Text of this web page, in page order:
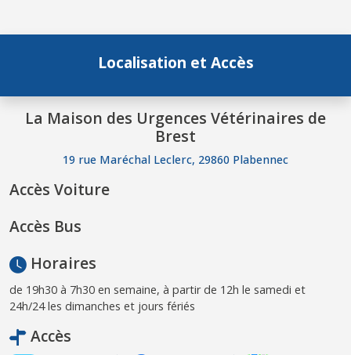
Localisation et Accès
La Maison des Urgences Vétérinaires de
Brest
19 rue Maréchal Leclerc, 29860 Plabennec
Accès Voiture
Accès Bus
Horaires
de 19h30 à 7h30 en semaine, à partir de 12h le samedi et
24h/24 les dimanches et jours fériés
Accès